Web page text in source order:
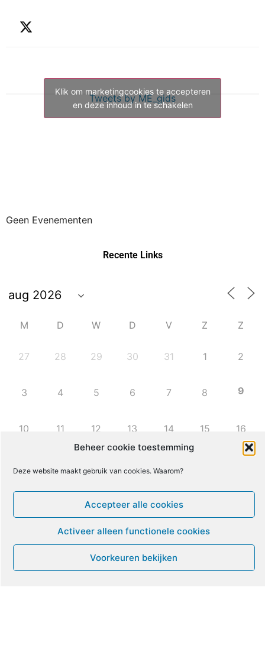
Beheer cookie toestemming
Deze website maakt gebruik van cookies. Waarom?
Accepteer alle cookies
Activeer alleen functionele cookies
Voorkeuren bekijken
Tweets by ME_gids
Klik om marketingcookies te accepteren
en deze inhoud in te schakelen
Geen Evenementen
Recente Links
M D W D V Z Z
27 28 29 30 31 1 2
3 4 5 6 7 8 9
10 11 12 13 14 15 16
26 27 28
1 2 3 4 5